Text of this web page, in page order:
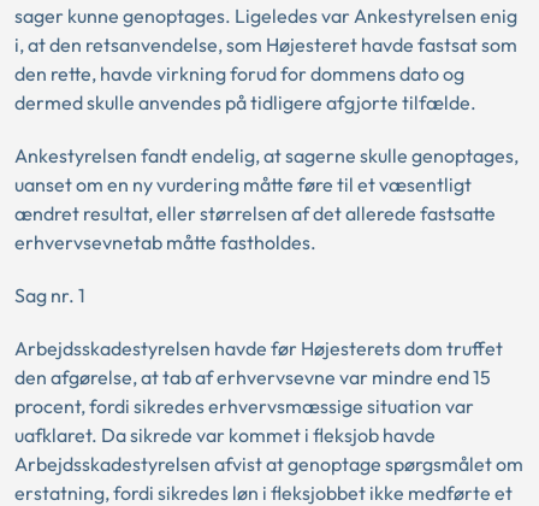
sager kunne genoptages. Ligeledes var Ankestyrelsen enig
i, at den retsanvendelse, som Højesteret havde fastsat som
den rette, havde virkning forud for dommens dato og
dermed skulle anvendes på tidligere afgjorte tilfælde.
Ankestyrelsen fandt endelig, at sagerne skulle genoptages,
uanset om en ny vurdering måtte føre til et væsentligt
ændret resultat, eller størrelsen af det allerede fastsatte
erhvervsevnetab måtte fastholdes.
Sag nr. 1
Arbejdsskadestyrelsen havde før Højesterets dom truffet
den afgørelse, at tab af erhvervsevne var mindre end 15
procent, fordi sikredes erhvervsmæssige situation var
uafklaret. Da sikrede var kommet i fleksjob havde
Arbejdsskadestyrelsen afvist at genoptage spørgsmålet om
erstatning, fordi sikredes løn i fleksjobbet ikke medførte et